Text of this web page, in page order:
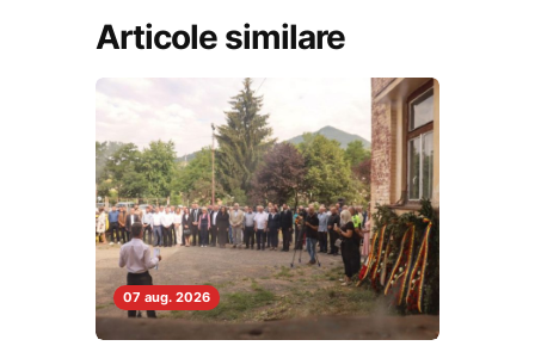
Articole similare
07 aug. 2026